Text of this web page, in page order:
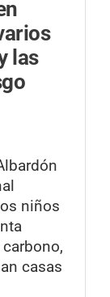
las
niños
casas